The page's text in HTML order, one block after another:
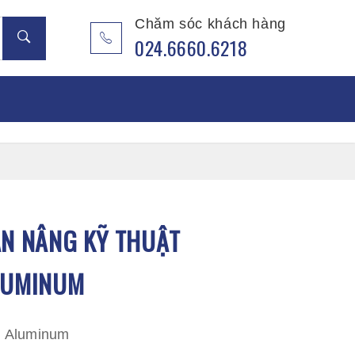
Chăm sóc khách hàng
024.6660.6218
Ốp Nano
Ốp Lam Song Âm
Ốp Lam Sóng
NÂNG KỸ THUẬT
Aluminum